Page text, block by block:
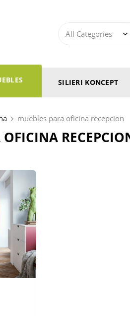
SILIERI KONCEPT
muebles para oficina recepcion